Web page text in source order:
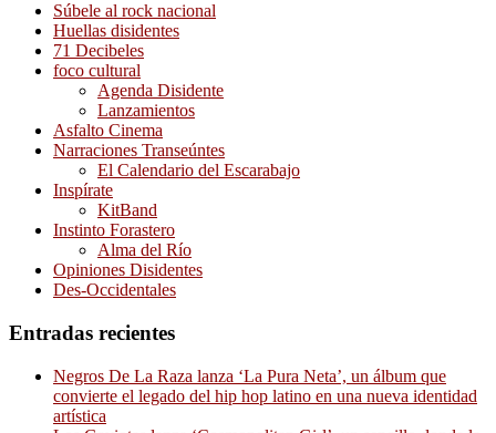
Súbele al rock nacional
Huellas disidentes
71 Decibeles
foco cultural
Agenda Disidente
Lanzamientos
Asfalto Cinema
Narraciones Transeúntes
El Calendario del Escarabajo
Inspírate
KitBand
Instinto Forastero
Alma del Río
Opiniones Disidentes
Des-Occidentales
Entradas recientes
Negros De La Raza lanza ‘La Pura Neta’, un álbum que
convierte el legado del hip hop latino en una nueva identidad
artística